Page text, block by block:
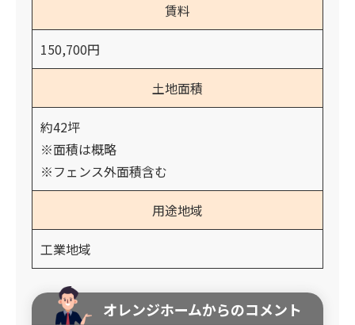
賃料
150,700円
土地面積
約42坪
※面積は概略
※フェンス外面積含む
用途地域
工業地域
オレンジホームからのコメント